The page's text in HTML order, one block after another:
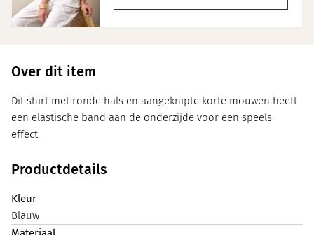
Over dit item
Dit shirt met ronde hals en aangeknipte korte mouwen heeft
een elastische band aan de onderzijde voor een speels
effect.
Productdetails
Kleur
Blauw